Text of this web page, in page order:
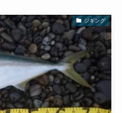
ジギング